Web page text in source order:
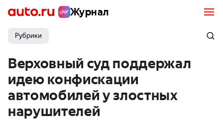
Журнал
Рубрики
Верховный суд поддержал
идею конфискации
автомобилей у злостных
нарушителей